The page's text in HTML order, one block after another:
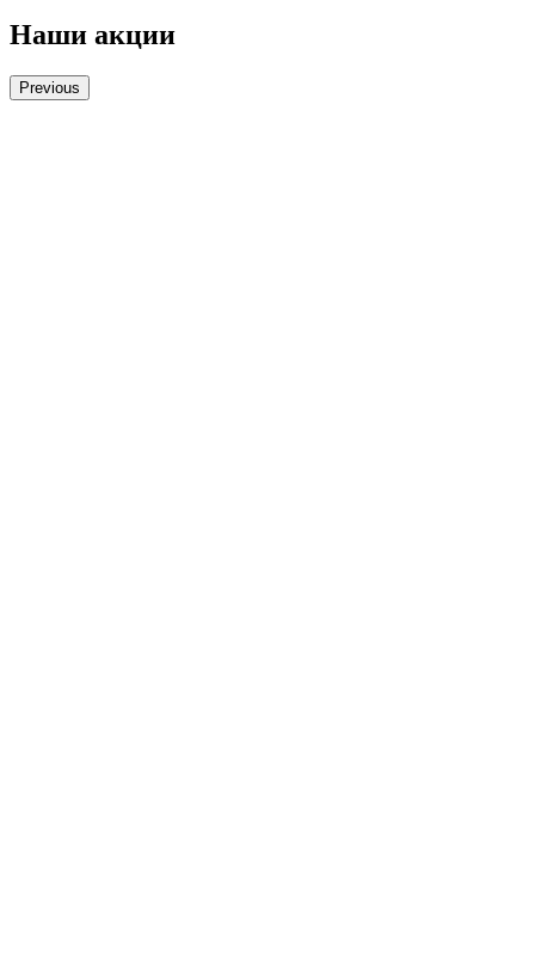
Наши акции
Previous